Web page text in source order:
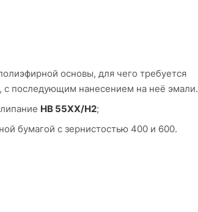
основы, для чего требуется
, с последующим нанесением на неё эмали.
HB 55XX/H2;
бумагой с зернистостью 400 и 600.